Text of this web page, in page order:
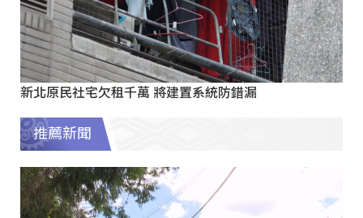
新北原民社宅欠租千萬 將建置系統防錯漏
推薦新聞